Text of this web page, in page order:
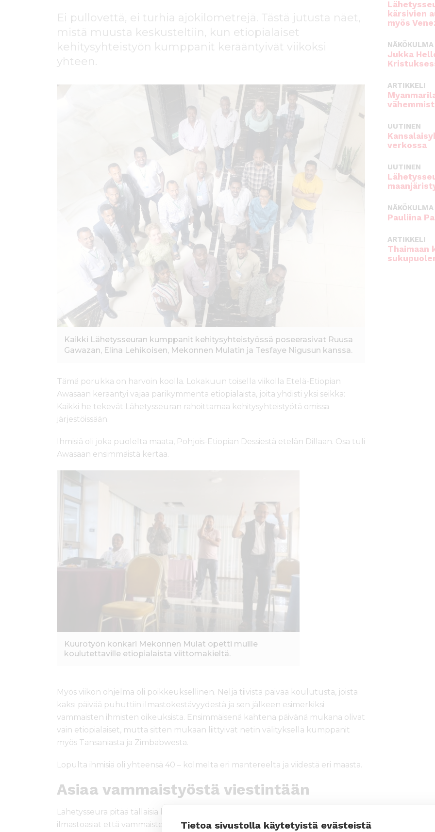
Tietoa sivustolla käytetyistä evästeistä
Ei pullovettä, ei turhia ajokilometrejä. Tästä jutusta näet,
mistä muusta keskusteltiin, kun etiopialaiset
kehitysyhteistyön kumppanit kerääntyivät viikoksi
yhteen.
Kaikki Lähetysseuran kumppanit kehitysyhteistyössä poseerasivat Ruusa
Gawazan, Elina Lehikoisen, Mekonnen Mulatin ja Tesfaye Nigusun kanssa.
Tämä porukka on harvoin koolla. Lokakuun toisella viikolla Etelä-Etiopian
Awasaan kerääntyi vajaa parikymmentä etiopialaista, joita yhdisti yksi seikka:
Kaikki he tekevät Lähetysseuran rahoittamaa kehitysyhteistyötä omissa
järjestöissään.
Ihmisiä oli joka puolelta maata, Pohjois-Etiopian Dessiestä etelän Dillaan. Osa tuli
Awasaan ensimmäistä kertaa.
Kuurotyön konkari Mekonnen Mulat opetti muille
koulutettaville etiopialaista viittomakieltä.
Myös viikon ohjelma oli poikkeuksellinen. Neljä tiivistä päivää koulutusta, joista
kaksi päivää puhuttiin ilmastokestävyydestä ja sen jälkeen esimerkiksi
vammaisten ihmisten oikeuksista. Ensimmäisenä kahtena päivänä mukana olivat
vain etiopialaiset, mutta sitten mukaan liittyivät netin välityksellä kumppanit
myös Tansaniasta ja Zimbabwesta.
Lopulta ihmisiä oli yhteensä 40 – kolmelta eri mantereelta ja viidestä eri maasta.
Asiaa vammaistyöstä viestintään
Lähetysseura pitää tällaisia koulutuksia kaikille kumppaneilleen, koska sekä
ilmastoasiat että vammaisten ihmisten oikeudet pitää ottaa huomioon kaikessa
kärsivien
myös
NÄKÖKULMA
Jukka
ARTIKKELI
UUTINEN
verkossa
UUTINEN
NÄKÖKULMA
Pauliina
ARTIKKELI
Thaimaan